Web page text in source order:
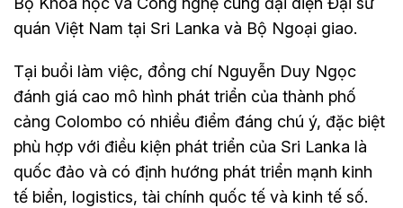
quán Việt Nam tại Sri Lanka và Bộ Ngoại giao.
Tại buổi làm việc, đồng chí Nguyễn Duy Ngọc
đánh giá cao mô hình phát triển của thành phố
cảng Colombo có nhiều điểm đáng chú ý, đặc biệt
phù hợp với điều kiện phát triển của Sri Lanka là
quốc đảo và có định hướng phát triển mạnh kinh
tế biển, logistics, tài chính quốc tế và kinh tế số.